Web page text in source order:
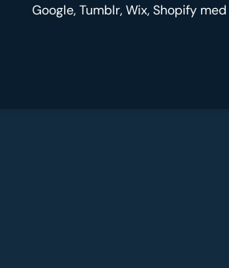
Google, Tumblr, Wix, Shopify